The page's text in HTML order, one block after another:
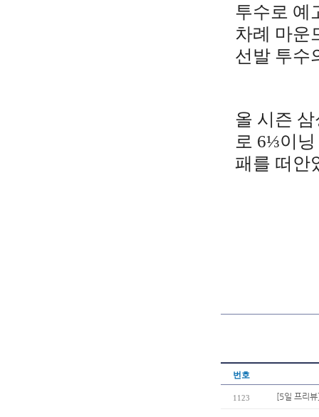
투수로 예
차례 마운
선발 투수
올 시즌
로 6⅓이
패를 떠안
번호
1123 [5일 프리